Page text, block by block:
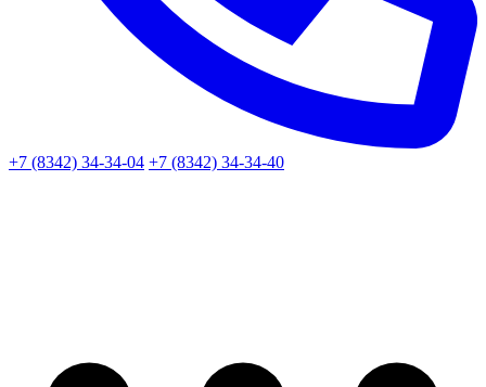
+7 (8342) 34-34-04 +7 (8342) 34-34-40